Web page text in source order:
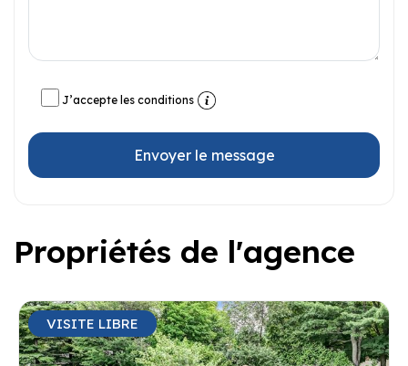
J’accepte les conditions
Envoyer le message
Propriétés de l'agence
VISITE LIBRE